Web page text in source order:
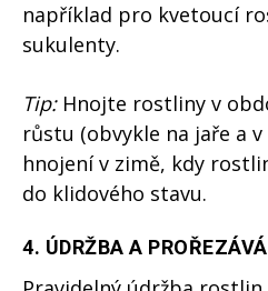
například pro kvetoucí
sukulenty.
Tip:Hnojte rostliny v
růstu (obvykle na jaře a
hnojení v zimě, kdy
do klidového stavu.
4. ÚDRŽBA A